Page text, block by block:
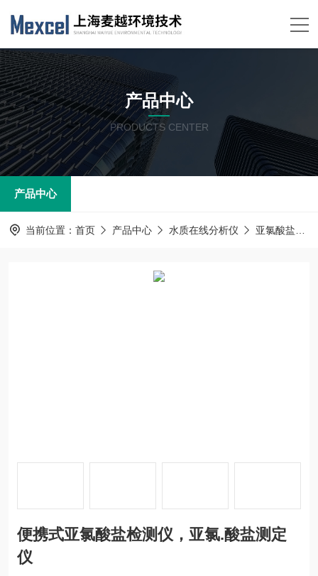
产品中心
PRODUCTS CENTER
产品中心
当前位置： 首页 产品中心 水质在线分析仪 亚氯酸盐在线分析仪
便携式亚氯酸盐检测仪，亚氯.酸盐测定
仪